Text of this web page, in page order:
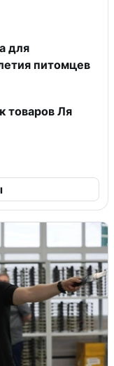
для
питомцев
товаров Ля